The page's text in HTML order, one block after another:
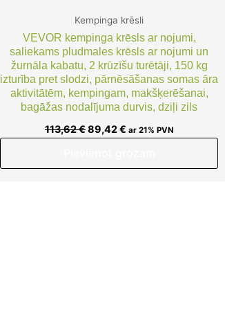
Kempinga krēsli
VEVOR kempinga krēsls ar nojumi,
saliekams pludmales krēsls ar nojumi un
žurnāla kabatu, 2 krūzīšu turētāji, 150 kg
izturība pret slodzi, pārnēsāšanas somas āra
aktivitātēm, kempingam, makšķerēšanai,
bagāžas nodalījuma durvis, dziļi zils
113,62€89,42€ ar 21% PVN